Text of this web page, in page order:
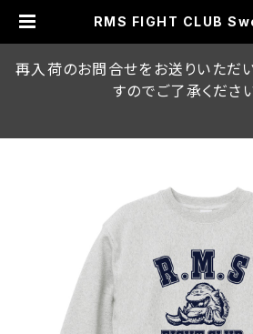
RMS FIGHT CLUB
E
再入荷のお問合せをお送りいただ
すのでご了承くださ